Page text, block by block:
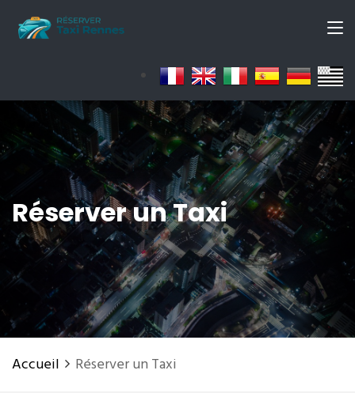
Réserver un Taxi
Accueil Réserver un Taxi